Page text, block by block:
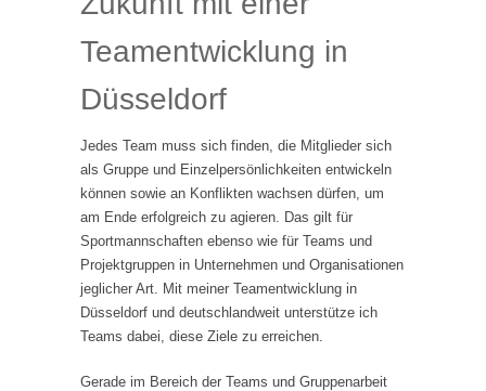
Teamentwicklung in
Düsseldorf
Jedes Team muss sich finden, die Mitglieder sich
als Gruppe und Einzelpersönlichkeiten entwickeln
können sowie an Konflikten wachsen dürfen, um
am Ende erfolgreich zu agieren. Das gilt für
Sportmannschaften ebenso wie für Teams und
Projektgruppen in Unternehmen und Organisationen
jeglicher Art. Mit meiner Teamentwicklung in
Düsseldorf und deutschlandweit unterstütze ich
Teams dabei, diese Ziele zu erreichen.
Gerade im Bereich der Teams und Gruppenarbeit